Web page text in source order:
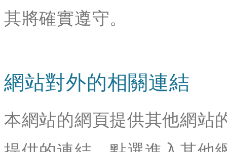
其將確實遵守。
網站對外的相關連結
本網站的網頁提供其他網站